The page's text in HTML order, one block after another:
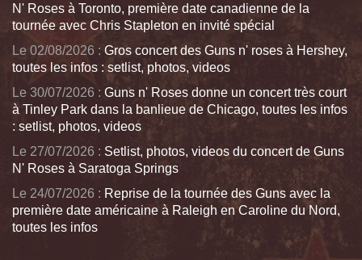
N' Roses à Toronto, première date canadienne de la
tournée avec Chris Stapleton en invité spécial
Le 02/08/2026 : Gros concert des Guns n' roses à Hershey,
toutes les infos : setlist, photos, videos
Le 30/07/2026 : Guns n' Roses donne un concert très court
à Tinley Park dans la banlieue de Chicago, toutes les infos
: setlist, photos, videos
Le 27/07/2026 : Setlist, photos, videos du concert de Guns
N' Roses à Saratoga Springs
Le 24/07/2026 : Reprise de la tournée des Guns avec la
première date américaine à Raleigh en Caroline du Nord,
toutes les infos